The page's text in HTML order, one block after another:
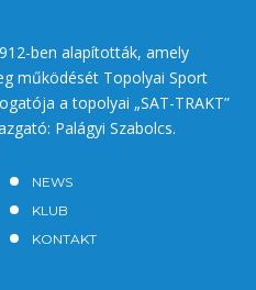
ben alapították, amely
működését Topolyai Sport
a topolyai „SAT-TRAKT”
Palágyi Szabolcs.
NEWS
KLUB
KONTAKT